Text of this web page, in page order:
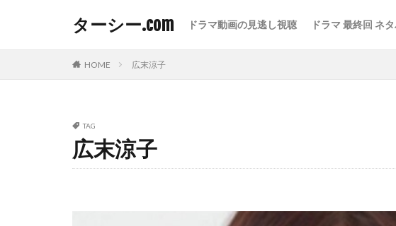
ターシー.com ドラマ動画の見逃し視聴 ドラマ 最終回 ネタ
HOME 広末涼子
TAG
広末涼子